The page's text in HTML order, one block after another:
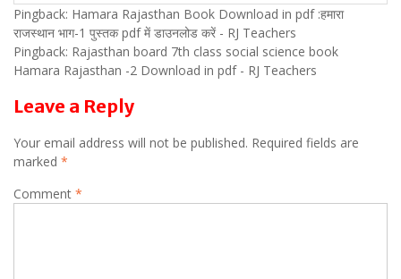
Pingback: Hamara Rajasthan Book Download in pdf :हमारा
राजस्थान भाग-1 पुस्तक pdf में डाउनलोड करें - RJ Teachers
Pingback: Rajasthan board 7th class social science book
Hamara Rajasthan -2 Download in pdf - RJ Teachers
Leave a Reply
Your email address will not be published. Required fields are
marked *
Comment *